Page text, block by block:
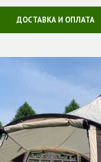
ДОСТАВКА И ОПЛАТА